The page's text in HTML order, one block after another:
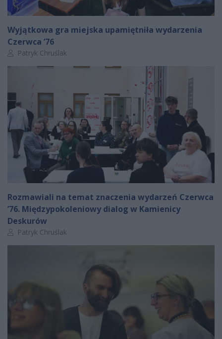
Wyjątkowa gra miejska upamiętniła wydarzenia
Czerwca ’76
Autor artykułu:
Patryk Chruślak
Rozmawiali na temat znaczenia wydarzeń Czerwca
’76. Międzypokoleniowy dialog w Kamienicy
Deskurów
Autor artykułu:
Patryk Chruślak